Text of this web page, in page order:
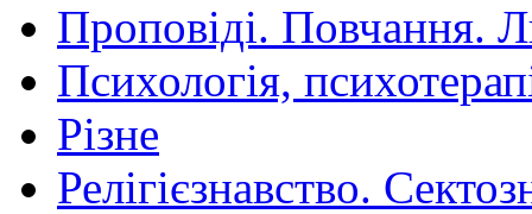
Проповіді. Повчання.
Психологія,
Різне
Релігієзнавство.